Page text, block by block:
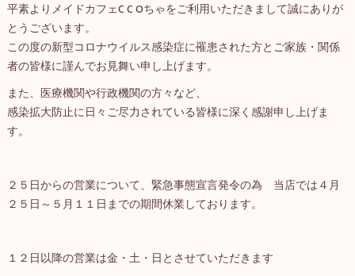
平素よりメイドカフェC C Oちゃをご利用いただきまして誠にありが
とうございます。
この度の新型コロナウイルス感染症に罹患された方とご家族・関係
者の皆様に謹んでお見舞い申し上げます。
また、医療機関や行政機関の方々など、
感染拡大防止に日々ご尽力されている皆様に深く感謝申し上げま
す。
２５日からの営業について、緊急事態宣言発令の為 当店では４月
２５日～５月１１日までの期間休業しております。
１２日以降の営業は金・土・日とさせていただきます